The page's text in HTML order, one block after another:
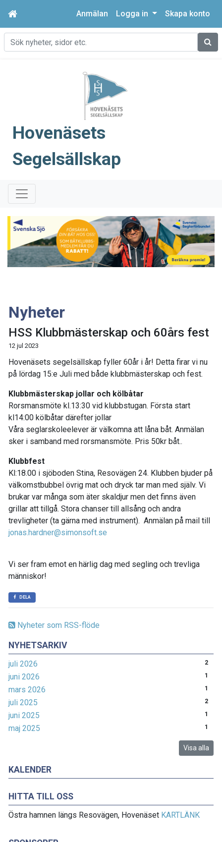
Anmälan Logga in Skapa konto
Sök
Hovenäsets
Segelsällskap
Nyheter som RSS-flöde
NYHETSARKIV
juli 2026 2
juni 2026 1
mars 2026 1
juli 2025 2
juni 2025 1
maj 2025 1
Visa alla
KALENDER
HITTA TILL OSS
Östra hamnen längs Resovägen, Hovenäset KARTLÄNK
Nyheter
HSS Klubbmästerskap och 60års fest
12 jul 2023
Hovenäsets segelsällskap fyller 60år i år! Detta firar vi nu
på lördag 15:e Juli med både klubbmästerskap och fest.
Klubbmästerskap jollar och kölbåtar
Rorsmansmöte kl.13:30 vid klubbstugan. Första start
kl14:00 kölbåtar därefter jollar
Våra seglarskoleelever är välkomna att låna båt. Anmälan
sker i samband med rorsmansmöte. Pris 50kr båt..
Klubbfest
Kl:18.00 i sjöboden Stina, Resovägen 24. Klubben bjuder på
välkomstbubbel övrig mat och dryck tar man med själv. Vi
brukar var många som äter skaldjur men det finns även
grillar att tillgå. Stora chanser till allsång och andra
trevligheter (ta gärna med instrument). Anmälan på mail till
jonas.hardner@simonsoft.se
Vi ser fram emot en härlig dag med segling och trevliga
människor!
DELA